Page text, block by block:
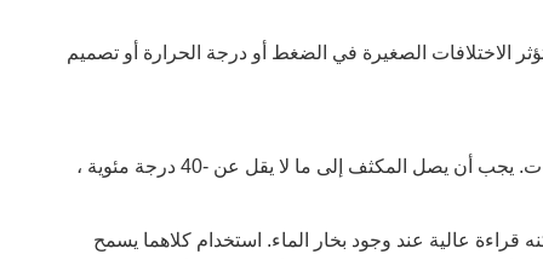
الاختلافات الصغيرة في الضغط أو درجة الحرارة أو تصميم
أفضل عندما يبقى ضغط الغرفة في نطاق عملي يتراوح بين حوالي 1-10 باسكال خلال معظم الدورات. يجب أن يصل المكثف إلى ما لا يقل عن -40 درجة مئوية ،
عالية عند وجود بخار الماء. استخدام كلاهما يسمح